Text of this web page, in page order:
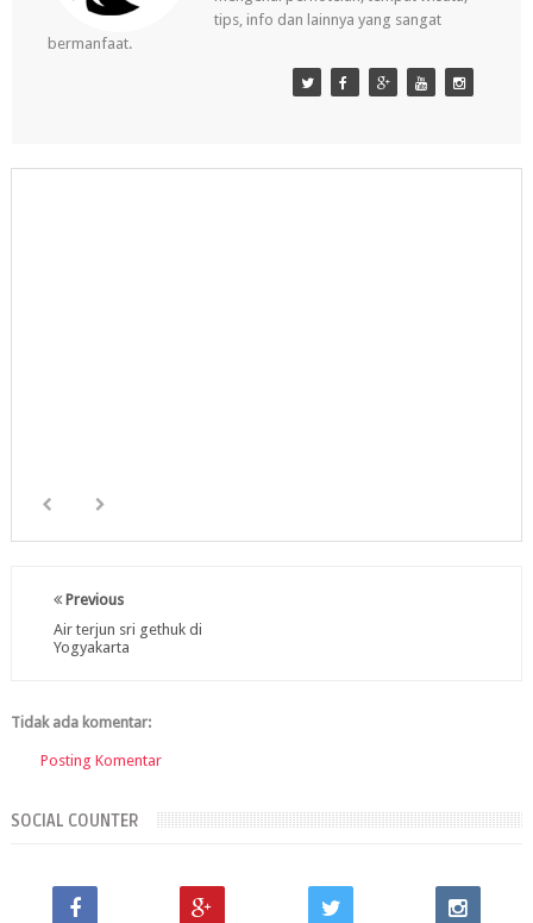
tips, info dan lainnya yang sangat
bermanfaat.
Previous
Air terjun sri gethuk di
Yogyakarta
Tidak ada komentar:
Posting Komentar
SOCIAL COUNTER